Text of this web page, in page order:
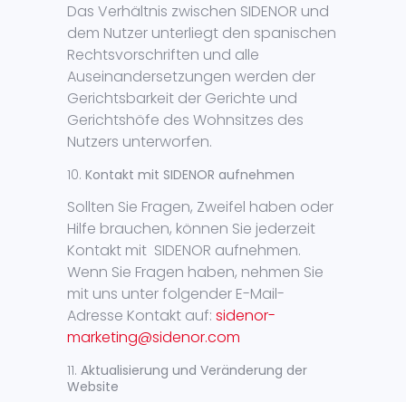
Das Verhältnis zwischen SIDENOR und
dem Nutzer unterliegt den spanischen
Rechtsvorschriften und alle
Auseinandersetzungen werden der
Gerichtsbarkeit der Gerichte und
Gerichtshöfe des Wohnsitzes des
Nutzers unterworfen.
Kontakt mit SIDENOR aufnehmen
Sollten Sie Fragen, Zweifel haben oder
Hilfe brauchen, können Sie jederzeit
Kontakt mit SIDENOR aufnehmen.
Wenn Sie Fragen haben, nehmen Sie
mit uns unter folgender E-Mail-
Adresse Kontakt auf: sidenor-
marketing@sidenor.com
Aktualisierung und Veränderung der
Website